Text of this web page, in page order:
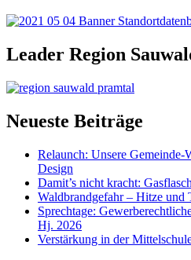
Leader Region
Neueste Beiträge
Relaunch: Unsere Gemeinde-
Design
Damit’s nicht kracht:
Waldbrandgefahr – Hitze und
Sprechtage:
Hj. 2026
Verstärkung in der